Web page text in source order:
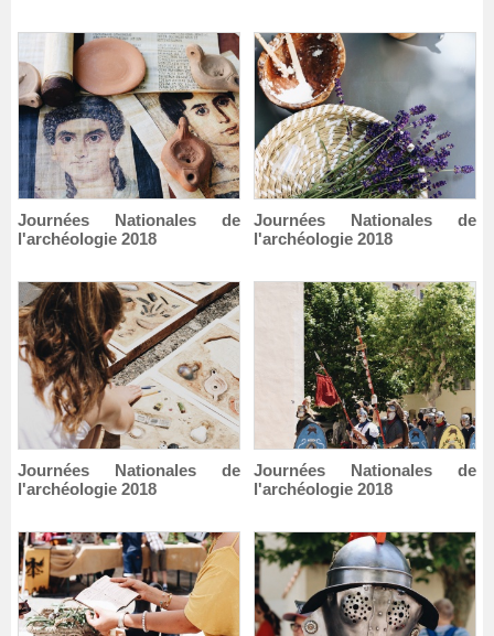
Journées Nationales de
l'archéologie 2018
Journées Nationales de
l'archéologie 2018
Journées Nationales de
l'archéologie 2018
Journées Nationales de
l'archéologie 2018